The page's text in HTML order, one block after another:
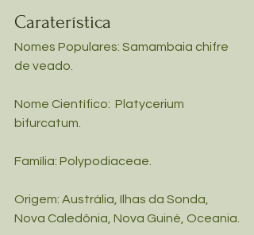
Caraterística
Nomes Populares: Samambaia chifre
de veado.
Nome Científico:  Platycerium
bifurcatum.
Família: Polypodiaceae.
Origem: Austrália, Ilhas da Sonda,
Nova Caledônia, Nova Guiné, Oceania.